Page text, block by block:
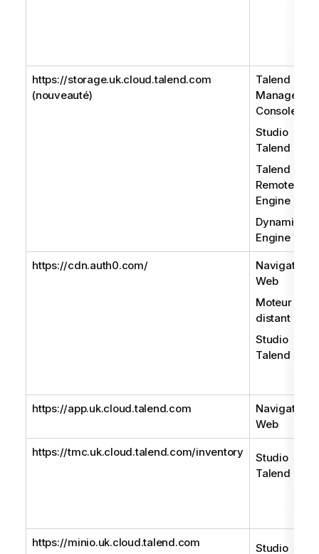
https://storage.uk.cloud.talend.com
(nouveauté)
Talend
Console
Studio
Talend
Talend
Remote
Engine
Dynamic
Engine
https://cdn.auth0.com/
Navigateur
Web
Moteur
distant
Studio
Talend
https://app.uk.cloud.talend.com
Navigateur
Web
https://tmc.uk.cloud.talend.com/inventory
Studio
Talend
https://minio.uk.cloud.talend.com
Studio